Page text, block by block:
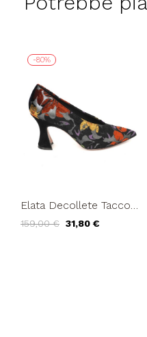
-80%
Elata Decollete Tacco
Tessuto Fiorato
159,00 € 31,80 €